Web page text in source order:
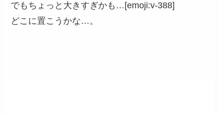
でもちょっと大きすぎかも…[emoji:v-388]
どこに置こうかな…。